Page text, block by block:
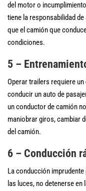
del motor o
tiene la responsabilidad
que el camión que
condiciones.
5 –
Operar trailers requiere
conducir un auto de
un conductor de camión
maniobrar giros, cambiar
del camión.
6 – Conducción
La conducción
las luces, no detenerse